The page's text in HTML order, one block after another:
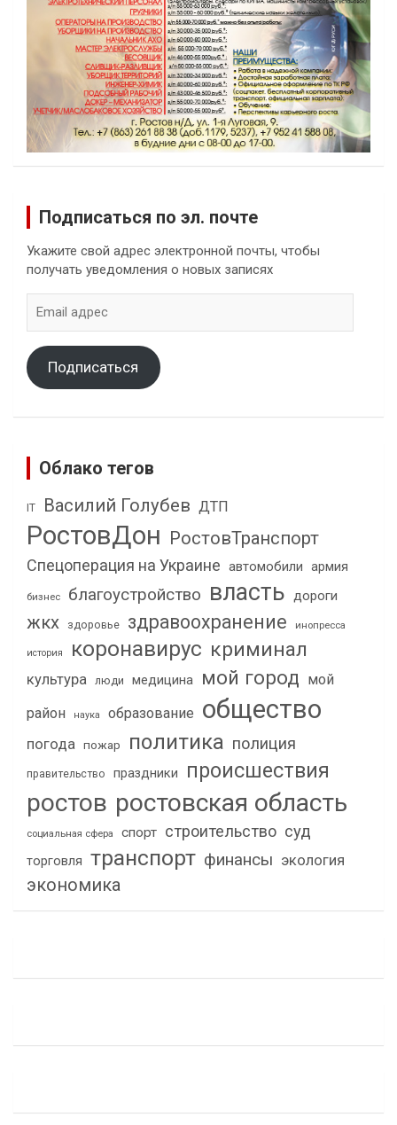
Подписаться по эл. почте
Укажите свой адрес электронной почты, чтобы
получать уведомления о новых записях
адрес
Подписаться
Облако тегов
IT Василий Голубев ДТП
РостовДон РостовТранспорт
Спецоперация на Украине автомобили армия
бизнес благоустройство власть дороги
жкх здоровье здравоохранение инопресса
история коронавирус криминал
культура люди медицина мой город мой
район
наука образование общество
погода пожар политика полиция
правительство праздники происшествия
ростов ростовская область
социальная сфера спорт строительство суд
торговля транспорт финансы экология
экономика